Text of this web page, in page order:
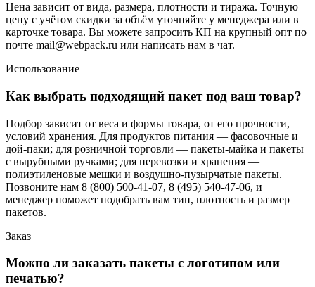
Цена зависит от вида, размера, плотности и тиража. Точную
цену с учётом скидки за объём уточняйте у менеджера или в
карточке товара. Вы можете запросить КП на крупный опт по
почте mail@webpack.ru или написать нам в чат.
Использование
Как выбрать подходящий пакет под ваш товар?
Подбор зависит от веса и формы товара, от его прочности,
условий хранения. Для продуктов питания — фасовочные и
дой-паки; для розничной торговли — пакеты-майка и пакеты
с вырубными ручками; для перевозки и хранения —
полиэтиленовые мешки и воздушно-пузырчатые пакеты.
Позвоните нам 8 (800) 500-41-07, 8 (495) 540-47-06, и
менеджер поможет подобрать вам тип, плотность и размер
пакетов.
Заказ
Можно ли заказать пакеты с логотипом или
печатью?